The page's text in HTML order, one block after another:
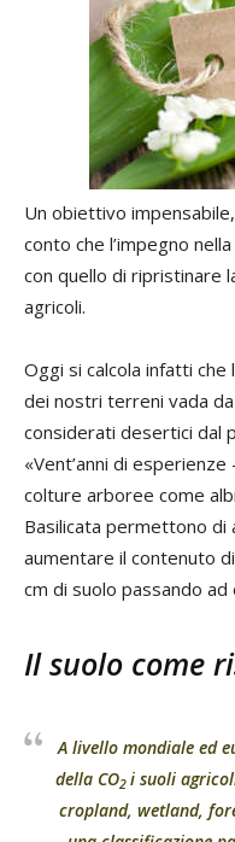
Un obiettivo
conto che l’impegno
con quello di ripristinare
agricoli.
Oggi si calcola infatti
dei nostri terreni vada
considerati desertici dal
«Vent’anni di
colture arboree come
Basilicata permettono di
aumentare il contenuto
cm di suolo passando ad
Il suolo come
A livello mondiale ed
della CO2 i suoli
cropland, wetland,